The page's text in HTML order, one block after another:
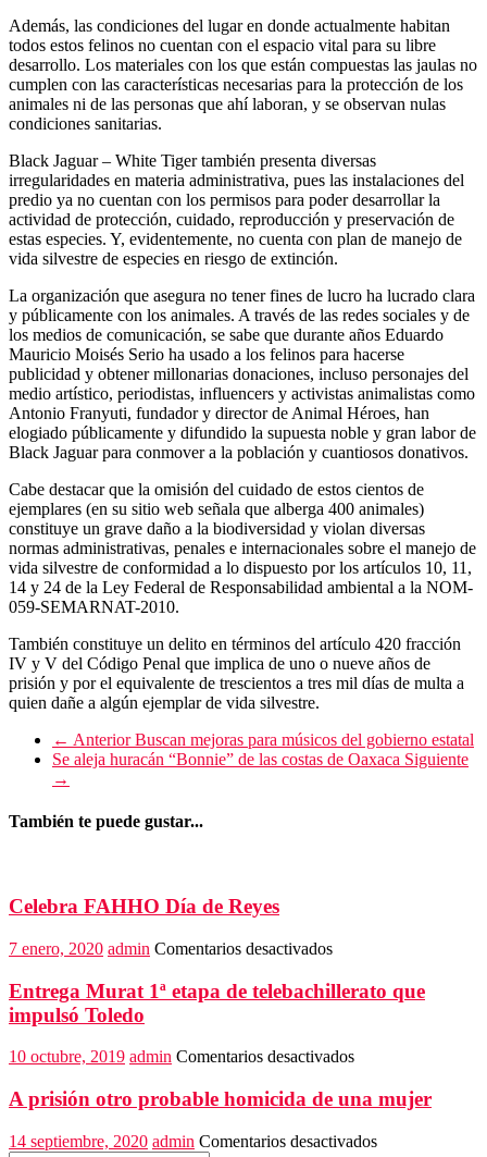
Además, las condiciones del lugar en donde actualmente habitan
todos estos felinos no cuentan con el espacio vital para su libre
desarrollo. Los materiales con los que están compuestas las jaulas no
cumplen con las características necesarias para la protección de los
animales ni de las personas que ahí laboran, y se observan nulas
condiciones sanitarias.
Black Jaguar – White Tiger también presenta diversas
irregularidades en materia administrativa, pues las instalaciones del
predio ya no cuentan con los permisos para poder desarrollar la
actividad de protección, cuidado, reproducción y preservación de
estas especies. Y, evidentemente, no cuenta con plan de manejo de
vida silvestre de especies en riesgo de extinción.
La organización que asegura no tener fines de lucro ha lucrado clara
y públicamente con los animales. A través de las redes sociales y de
los medios de comunicación, se sabe que durante años Eduardo
Mauricio Moisés Serio ha usado a los felinos para hacerse
publicidad y obtener millonarias donaciones, incluso personajes del
medio artístico, periodistas, influencers y activistas animalistas como
Antonio Franyuti, fundador y director de Animal Héroes, han
elogiado públicamente y difundido la supuesta noble y gran labor de
Black Jaguar para conmover a la población y cuantiosos donativos.
Cabe destacar que la omisión del cuidado de estos cientos de
ejemplares (en su sitio web señala que alberga 400 animales)
constituye un grave daño a la biodiversidad y violan diversas
normas administrativas, penales e internacionales sobre el manejo de
vida silvestre de conformidad a lo dispuesto por los artículos 10, 11,
14 y 24 de la Ley Federal de Responsabilidad ambiental a la NOM-
059-SEMARNAT-2010.
También constituye un delito en términos del artículo 420 fracción
IV y V del Código Penal que implica de uno o nueve años de
prisión y por el equivalente de trescientos a tres mil días de multa a
quien dañe a algún ejemplar de vida silvestre.
← AnteriorBuscan mejoras para músicos del gobierno estatal
Se aleja huracán “Bonnie” de las costas de Oaxaca Siguiente
→
También te puede gustar...
Celebra FAHHO Día de Reyes
7 enero, 2020 admin Comentarios desactivadosen
FAHHO
Día
Entrega Murat 1ª etapa de telebachillerato que
impulsó Toledo
10 octubre, 2019 admin Comentarios desactivadosen
Murat
etapa
A prisión otro probable homicida de una mujer
14 septiembre, 2020 admin Comentarios desactivadosen